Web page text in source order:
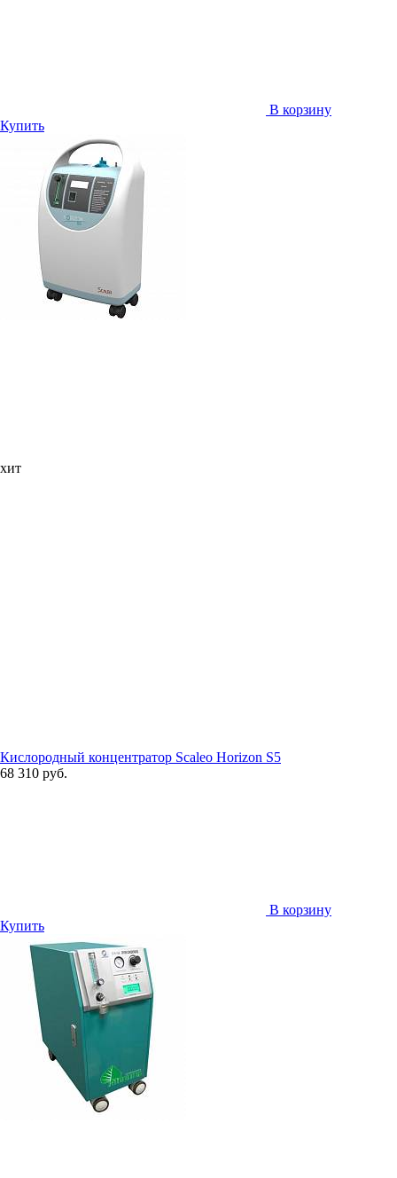
В корзину
Купить
хит
Кислородный концентратор Scaleo Horizon S5
68 310 руб.
В корзину
Купить